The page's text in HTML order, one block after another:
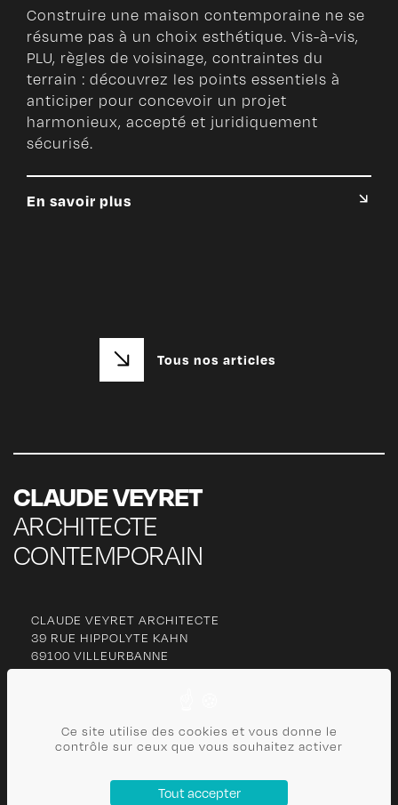
Construire une maison contemporaine ne se
résume pas à un choix esthétique. Vis-à-vis,
PLU, règles de voisinage, contraintes du
terrain : découvrez les points essentiels à
anticiper pour concevoir un projet
harmonieux, accepté et juridiquement
sécurisé.
En savoir plus
Tous nos articles
CLAUDE VEYRET
ARCHITECTE
CONTEMPORAIN
CLAUDE VEYRET ARCHITECTE
39 RUE HIPPOLYTE KAHN
69100 VILLEURBANNE
***********@***il.com
CONTACT
Ce site utilise des cookies et vous donne le
contrôle sur ceux que vous souhaitez activer
Tout accepter